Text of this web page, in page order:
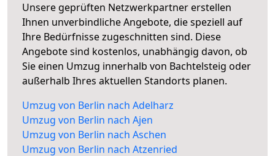
Unsere geprüften Netzwerkpartner erstellen
Ihnen unverbindliche Angebote, die speziell auf
Ihre Bedürfnisse zugeschnitten sind. Diese
Angebote sind kostenlos, unabhängig davon, ob
Sie einen Umzug innerhalb von Bachtelsteig oder
außerhalb Ihres aktuellen Standorts planen.
Umzug von Berlin nach Adelharz
Umzug von Berlin nach Ajen
Umzug von Berlin nach Aschen
Umzug von Berlin nach Atzenried